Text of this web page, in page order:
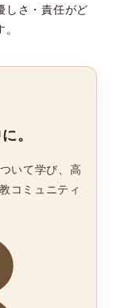
しさ・責任がど
。
いて学び、高
コミュニティ